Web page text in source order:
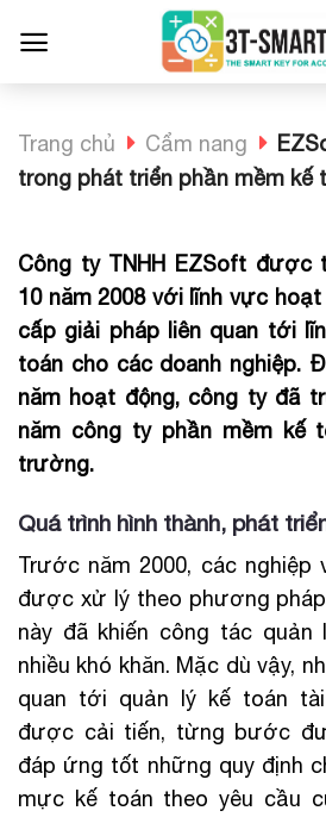
qua
Trang chủ Cẩm nang
trong phát triển phần mềm kế
Công ty TNHH EZSoft được
10 năm 2008 với lĩnh vực
cấp giải pháp liên quan tới
toán cho các doanh nghiệp.
năm hoạt động, công ty đã
năm công ty phần mềm kế
trường.
Quá trình hình thành, phát
Trước năm 2000, các nghiệp
được xử lý theo phương
này đã khiến công tác
nhiều khó khăn. Mặc dù vậy,
quan tới quản lý kế toán
được cải tiến, từng bước
đáp ứng tốt những quy định
mực kế toán theo yêu cầu